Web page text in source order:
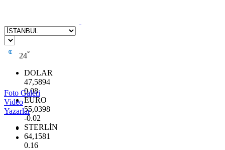
24°
DOLAR
47,5894
0.08
EURO
55,0398
-0.02
STERLİN
64,1581
0.16
Foto Galeri
Video
Yazarlar